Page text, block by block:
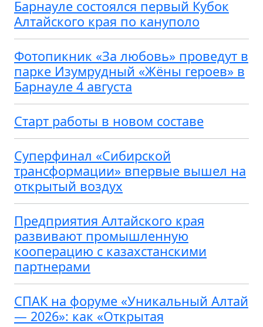
Барнауле состоялся первый Кубок
Алтайского края по кануполо
Фотопикник «За любовь» проведут в
парке Изумрудный «Жёны героев» в
Барнауле 4 августа
Старт работы в новом составе
Суперфинал «Сибирской
трансформации» впервые вышел на
открытый воздух
Предприятия Алтайского края
развивают промышленную
кооперацию с казахстанскими
партнерами
СПАК на форуме «Уникальный Алтай
— 2026»: как «Открытая